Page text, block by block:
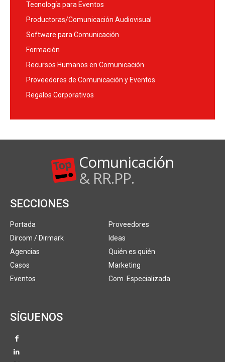
Tecnología para Eventos
Productoras/Comunicación Audiovisual
Software para Comunicación
Formación
Recursos Humanos en Comunicación
Proveedores de Comunicación y Eventos
Regalos Corporativos
Comunicación
& RR.PP.
SECCIONES
Portada
Dircom / Dirmark
Agencias
Casos
Eventos
Proveedores
Ideas
Quién es quién
Marketing
Com. Especializada
SÍGUENOS